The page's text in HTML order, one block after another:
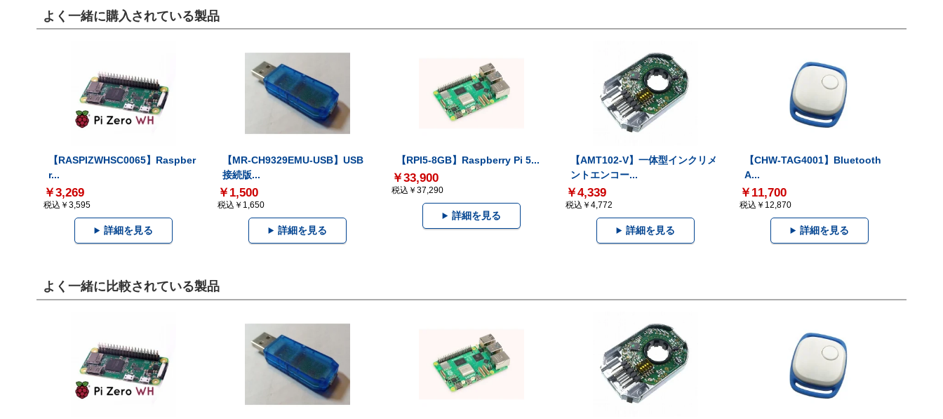
よく一緒に購入されている製品
【RASPIZWHSC0065】Raspber
r...
￥3,269
税込￥3,595
詳細を見る
【MR-CH9329EMU-USB】USB
接続版...
￥1,500
税込￥1,650
詳細を見る
【RPI5-8GB】Raspberry Pi 5...
￥33,900
税込￥37,290
詳細を見る
【AMT102-V】一体型インクリメ
ントエンコー...
￥4,339
税込￥4,772
詳細を見る
【CHW-TAG4001】Bluetooth
A...
￥11,700
税込￥12,870
詳細を見る
よく一緒に比較されている製品